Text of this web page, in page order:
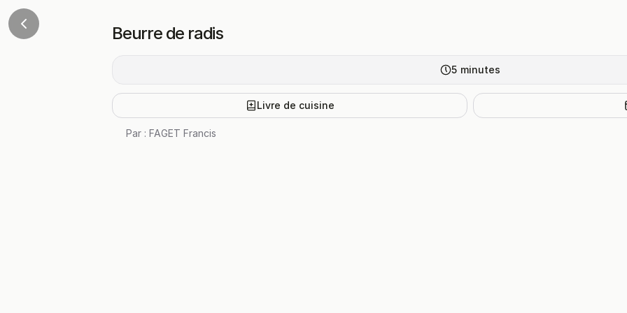
Beurre de radis
5 minutes
Livre de cuisine
Par : FAGET Francis